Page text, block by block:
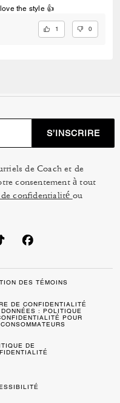
the style 👍
1 0
S’INSCRIRE
de Coach et de
consentement à tout
confidentialité ou
DES TÉMOINS
DE CONFIDENTIALITÉ
: POLITIQUE
POUR
DE